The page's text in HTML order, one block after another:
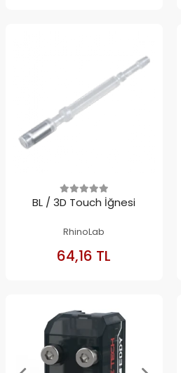
BL / 3D Touch İğnesi
RhinoLab
64,16 TLSEPETE
EKLE